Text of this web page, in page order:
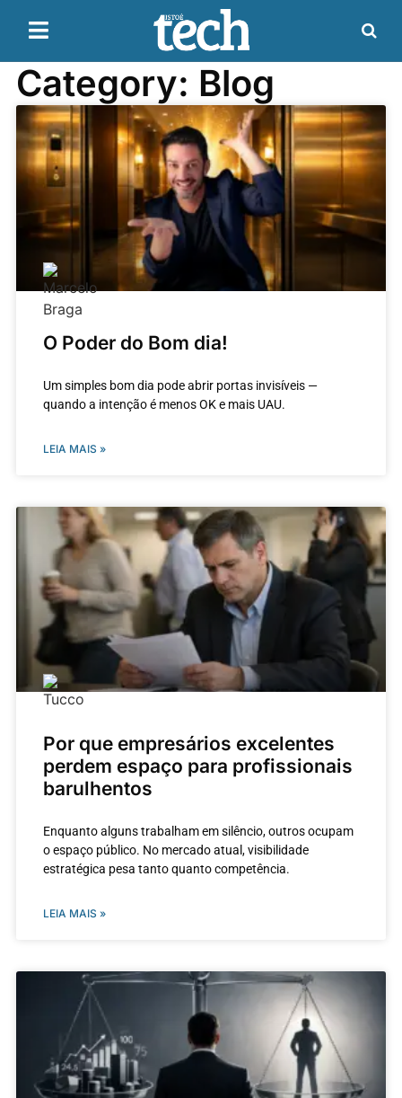
Category: Blog
O Poder do Bom dia!
Um simples bom dia pode abrir portas invisíveis —
quando a intenção é menos OK e mais UAU.
LEIA MAIS »
Por que empresários excelentes
perdem espaço para profissionais
barulhentos
Enquanto alguns trabalham em silêncio, outros ocupam
o espaço público. No mercado atual, visibilidade
estratégica pesa tanto quanto competência.
LEIA MAIS »